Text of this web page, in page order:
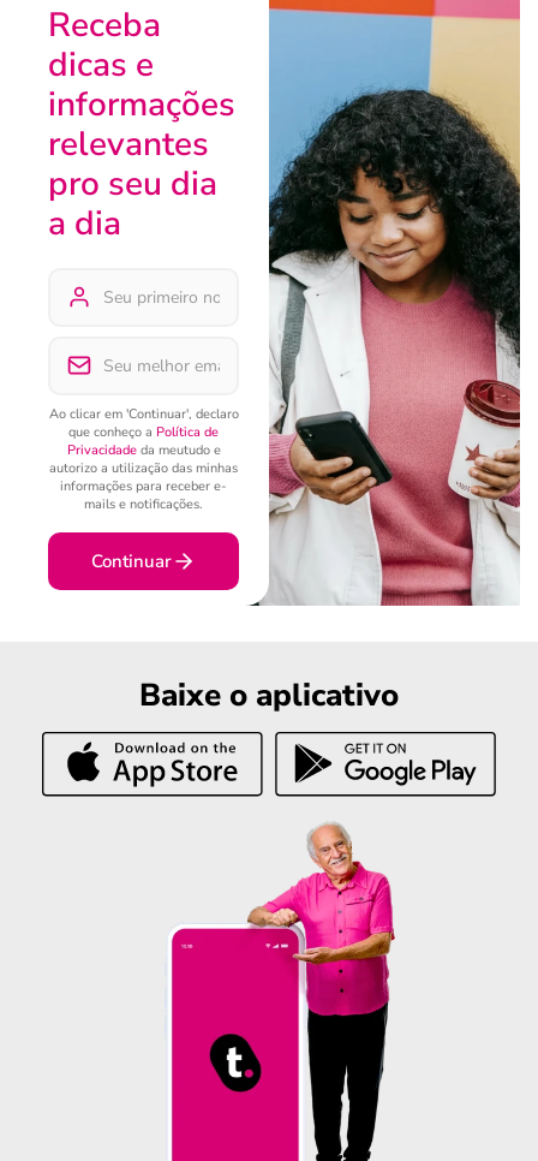
Receba
dicas e
informações
relevantes
pro seu dia
a dia
Ao clicar em 'Continuar', declaro
que conheço a Política de
Privacidadeda meutudo e
autorizo a utilização das minhas
informações para receber e-
mails e notificações.
Continuar
Baixe o aplicativo